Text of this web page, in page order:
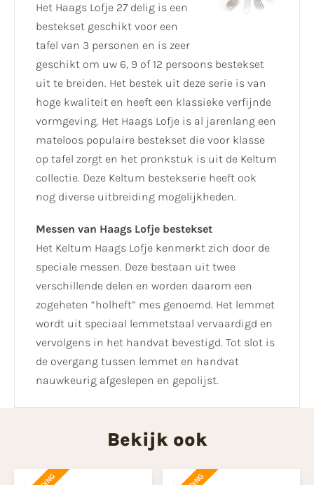
Het Haags Lofje 27 delig is een
bestekset geschikt voor een
tafel van 3 personen en is zeer
geschikt om uw 6, 9 of 12 persoons bestekset
uit te breiden. Het bestek uit deze serie is van
hoge kwaliteit en heeft een klassieke verfijnde
vormgeving. Het Haags Lofje is al jarenlang een
mateloos populaire bestekset die voor klasse
op tafel zorgt en het pronkstuk is uit de Keltum
collectie. Deze Keltum bestekserie heeft ook
nog diverse uitbreiding mogelijkheden.
Messen van Haags Lofje bestekset
Het Keltum Haags Lofje kenmerkt zich door de
speciale messen. Deze bestaan uit twee
verschillende delen en worden daarom een
zogeheten “holheft” mes genoemd. Het lemmet
wordt uit speciaal lemmetstaal vervaardigd en
vervolgens in het handvat bevestigd. Tot slot is
de overgang tussen lemmet en handvat
nauwkeurig afgeslepen en gepolijst.
Bekijk ook